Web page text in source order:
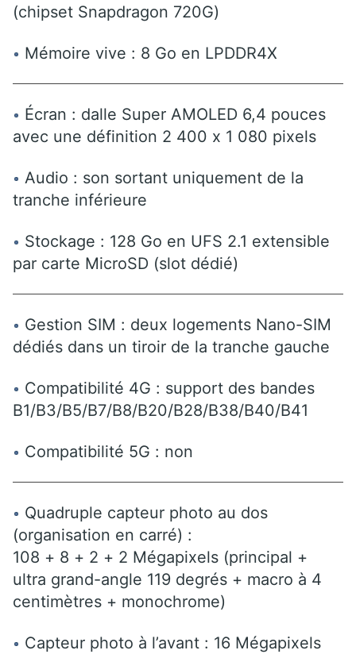
(chipset Snapdragon 720G)
Mémoire vive : 8 Go en LPDDR4X
Écran : dalle Super AMOLED 6,4 pouces
avec une définition 2 400 x 1 080 pixels
Audio : son sortant uniquement de la
tranche inférieure
Stockage : 128 Go en UFS 2.1 extensible
par carte MicroSD (slot dédié)
Gestion SIM : deux logements Nano-SIM
dédiés dans un tiroir de la tranche gauche
Compatibilité 4G : support des bandes
B1/B3/B5/B7/B8/B20/B28/B38/B40/B41
Compatibilité 5G : non
Quadruple capteur photo au dos
(organisation en carré) :
108 + 8 + 2 + 2 Mégapixels (principal +
ultra grand-angle 119 degrés + macro à 4
centimètres + monochrome)
Capteur photo à l’avant : 16 Mégapixels